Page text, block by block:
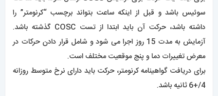
سوئیس باشد و قبل از اینکه ساعت بتواند برچسب “کرنومتر” را
داشته باشد، حرکت آن باید ابتدا از تست COSC گذشته باشد.
آزمایش به مدت 15 روز اجرا می شود و شامل قرار دادن حرکات در
معرض تغییرات دما و پنج موقعیت مختلف است.
برای دریافت گواهینامه کرنومتر، حرکت باید دارای نرخ متوسط ​​روزانه
4/+6 ثانیه باشد.